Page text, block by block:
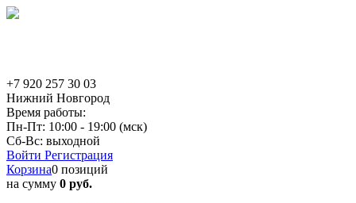
+7 920 257 30 03
Нижний Новгород
Время работы:
Пн-Пт: 10:00 - 19:00 (мск)
Сб-Вс: выходной
Войти Регистрация
Корзина0 позиций
на сумму 0 руб.